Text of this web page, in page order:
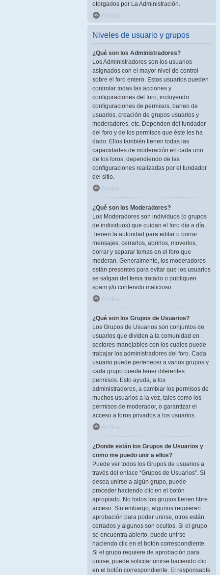
otorgados por La Administración.
Arriba
Niveles de usuario y grupos
¿Qué son los Administradores?
Los Administradores son los usuarios
asignados con el mayor nivel de control
sobre el foro entero. Estos usuarios pueden
controlar todas las acciones y
configuraciones del foro, incluyendo
configuraciones de permisos, baneo de
usuarios, creación de grupos usuarios y
moderadores, etc. Dependen del fundador
del foro y de los permisos que éste les ha
dado. Ellos también tienen todas las
capacidades de moderación en cada uno
de los foros, dependiendo de las
configuraciones realizadas por el fundador
del sitio.
Arriba
¿Qué son los Moderadores?
Los Moderadores son individuos (o grupos
de individuos) que cuidan el foro día a día.
Tienen la autoridad para editar o borrar
mensajes, cerrarlos, abrirlos, moverlos,
borrar y separar temas en el foro que
moderan. Generalmente, los moderadores
están presentes para evitar que los usuarios
se salgan del tema tratado o publiquen
spam y/o contenido malicioso.
Arriba
¿Qué son los Grupos de Usuarios?
Los Grupos de Usuarios son conjuntos de
usuarios que dividen a la comunidad en
sectores manejables con los cuales puede
trabajar los administradores del foro. Cada
usuario puede pertenecer a varios grupos y
cada grupo puede tener diferentes
permisos. Esto ayuda, a los
administradores, a cambiar los permisos de
muchos usuarios a la vez, tales como los
permisos de moderador, o garantizar el
acceso a foros privados a los usuarios.
Arriba
¿Donde están los Grupos de Usuarios y
como me puedo unir a ellos?
Puede ver todos los Grupos de usuarios a
través del enlace “Grupos de Usuarios”. Si
desea unirse a algún grupo, puede
proceder haciendo clic en el botón
apropiado. No todos los grupos tienen libre
acceso. Sin embargo, algunos requieren
aprobación para poder unirse, otros están
cerrados y algunos son ocultos. Si el grupo
se encuentra abierto, puede unirse
haciendo clic en el botón correspondiente.
Si el grupo requiere de aprobación para
unirse, puede solicitar unirse haciendo clic
en el botón correspondiente. El responsable